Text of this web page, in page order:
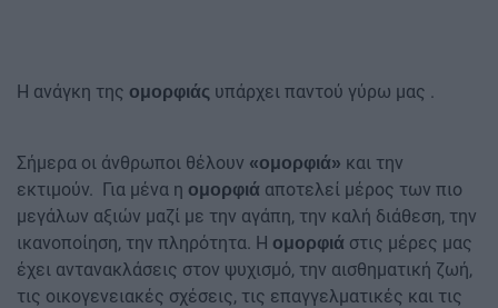
Η ανάγκη της ομορφιάς υπάρχει παντού γύρω μας .
Σήμερα οι άνθρωποι θέλουν «ομορφιά» και την
εκτιμούν. Για μένα η ομορφιά αποτελεί μέρος των πιο
μεγάλων αξιών μαζί με την αγάπη, την καλή διάθεση, την
ικανοποίηση, την πληρότητα. Η ομορφιά στις μέρες μας
έχει αντανακλάσεις στον ψυχισμό, την αισθηματική ζωή,
τις οικογενειακές σχέσεις, τις επαγγελματικές και τις